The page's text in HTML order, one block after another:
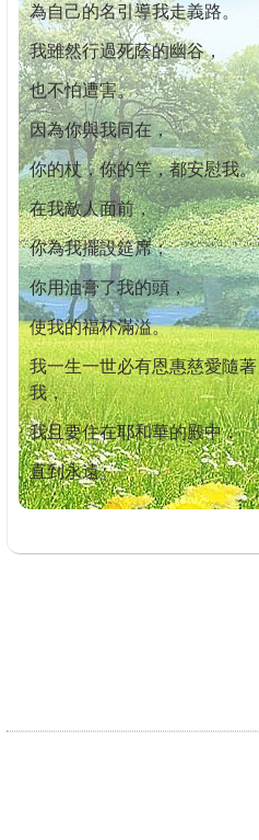
為自己的名引導我走義路。
我雖然行過死蔭的幽谷，
也不怕遭害。
因為你與我同在，
你的杖，你的竿，都安慰我。
在我敵人面前，
你為我擺設筵席；
你用油膏了我的頭，
使我的福杯滿溢。
我一生一世必有恩惠慈愛隨著
我，
我且要住在耶和華的殿中，
直到永遠。